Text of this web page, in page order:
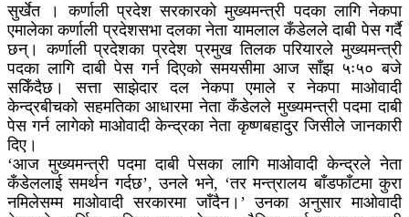
सुर्खेत । कर्णाली प्रदेश सरकारको मुख्यमन्त्री पदका लागि नेकपा
एमालेका कर्णाली प्रदेशसभा दलका नेता यामलाल कँडेलले दाबी पेस गर्दै
छन्। कर्णाली प्रदेशका प्रदेश प्रमुख तिलक परियारले मुख्यमन्त्री
पदका लागि दाबी पेस गर्न दिएको समयसीमा आज साँझ ५ः५० बजे
सकिँदैछ। सत्ता साझेदार दल नेकपा एमाले र नेकपा माओवादी
केन्द्रबीचको सहमतिका आधारमा नेता कँडेलले मुख्यमन्त्री पदमा दाबी
पेस गर्न लागेको माओवादी केन्द्रका नेता कृष्णबहादुर जिसीले जानकारी
दिए।
‘आज मुख्यमन्त्री पदमा दाबी पेसका लागि माओवादी केन्द्रले नेता
कँडेललाई समर्थन गर्दछ’, उनले भने, ‘तर मन्त्रालय बाँडफाँटमा कुरा
नमिलेसम्म माओवादी सरकारमा जाँदैन।’ उनका अनुसार माओवादी